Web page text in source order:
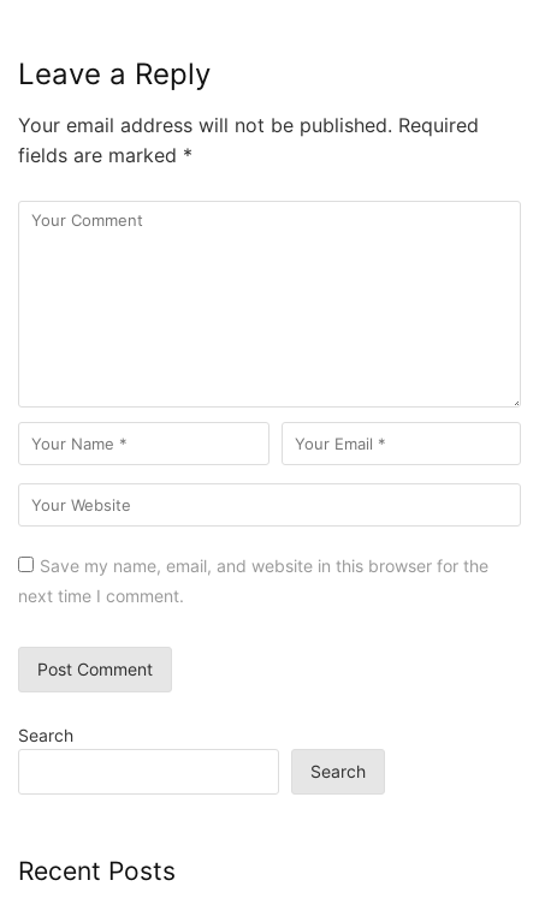
Leave a Reply
Your email address will not be published. Required
fields are marked *
Save my name, email, and website in this browser for the
next time I comment.
Search
Search
Recent Posts